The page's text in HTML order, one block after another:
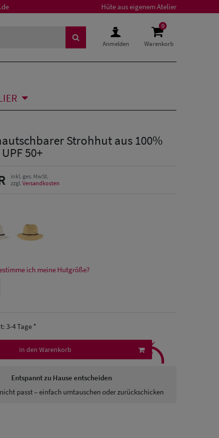
Hüte aus eigenem Atelier
Anmelden
0
Warenkorb
Strohhut aus 100%
50+
inkl. ges. MwSt.
zzgl. Versandkosten
ich meine Hutgröße?
3-4 Tage *
In den Warenkorb
Entspannt zu Hause entscheiden
passt – einfach umtauschen oder zurückschicken
⤹